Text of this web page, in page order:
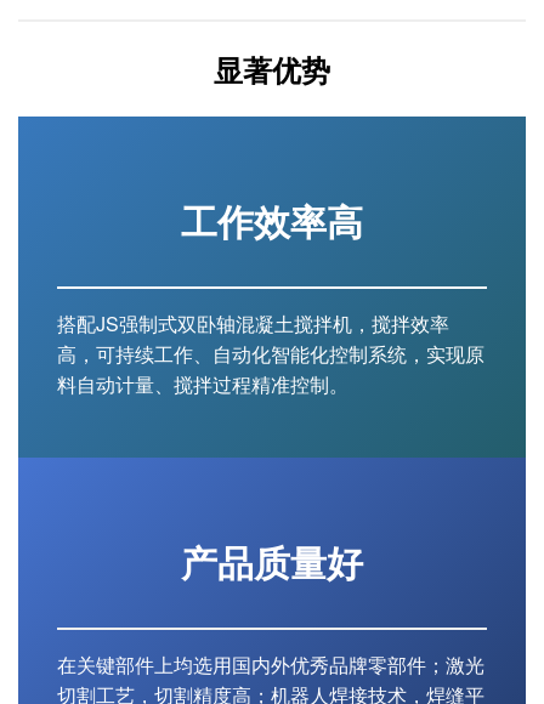
显著优势
工作效率高
搭配JS强制式双卧轴混凝土搅拌机，搅拌效率
高，可持续工作、自动化智能化控制系统，实现原
料自动计量、搅拌过程精准控制。
产品质量好
在关键部件上均选用国内外优秀品牌零部件；激光
切割工艺，切割精度高；机器人焊接技术，焊缝平